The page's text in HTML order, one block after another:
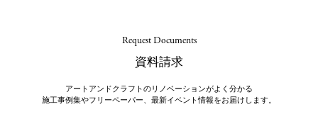
Request Documents
資料請求
アートアンドクラフトのリノベーションがよく分かる
施工事例集やフリーペーパー、最新イベント情報をお届けします。